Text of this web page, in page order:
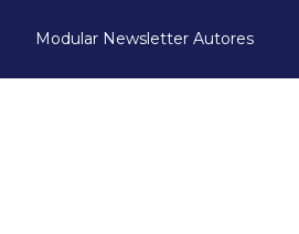
Modular Newsletter Autores